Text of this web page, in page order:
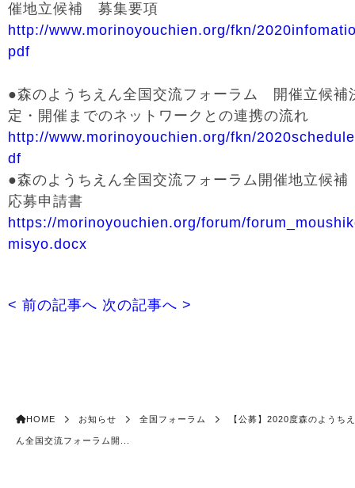
催地立候補 募集要項
http://www.morinoyouchien.org/fkn/
pdf
●森のようちえん全国交流フォーラム 開催立候補
定・開催までのネットワークとの連携の流れ
http://www.morinoyouchien.org/fkn/
df
●森のようちえん全国交流フォーラム開催地立候
応募申請書
https://morinoyouchien.org/forum/
misyo.docx
< 前の記事へ 次の記事へ >
HOME お知らせ 全国フォーラム 【公募】2020度森のようちえ
ん全国交流フォーラム開...